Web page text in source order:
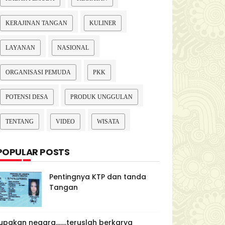
KERAJINAN TANGAN KULINER
LAYANAN NASIONAL
ORGANISASI PEMUDA PKK
POTENSI DESA PRODUK UNGGULAN
TENTANG VIDEO WISATA
POSTS
Pentingnya KTP dan tanda
Tangan
negara.......teruslah berkarya